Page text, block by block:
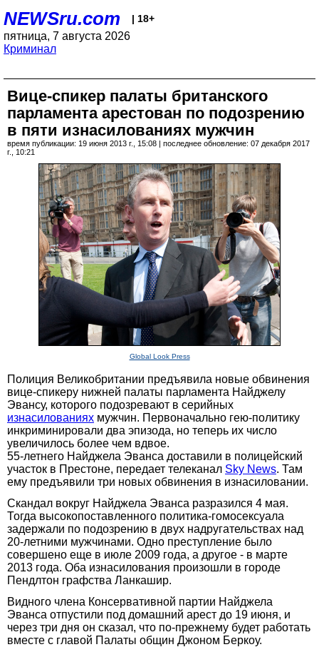
NEWSru.com | 18+
пятница, 7 августа 2026
Криминал
Вице-спикер палаты британского
парламента арестован по подозрению
в пяти изнасилованиях мужчин
время публикации: 19 июня 2013 г., 15:08 | последнее обновление: 07 декабря 2017
г., 10:21
Global Look Press
Полиция Великобритании предъявила новые обвинения
вице-спикеру нижней палаты парламента Найджелу
Эвансу, которого подозревают в серийных
изнасилованиях мужчин. Первоначально гею-политику
инкриминировали два эпизода, но теперь их число
увеличилось более чем вдвое.
55-летнего Найджела Эванса доставили в полицейский
участок в Престоне, передает телеканал Sky News. Там
ему предъявили три новых обвинения в изнасиловании.
Скандал вокруг Найджела Эванса разразился 4 мая.
Тогда высокопоставленного политика-гомосексуала
задержали по подозрению в двух надругательствах над
20-летними мужчинами. Одно преступление было
совершено еще в июле 2009 года, а другое - в марте
2013 года. Оба изнасилования произошли в городе
Пендлтон графства Ланкашир.
Видного члена Консервативной партии Найджела
Эванса отпустили под домашний арест до 19 июня, и
через три дня он сказал, что по-прежнему будет работать
вместе с главой Палаты общин Джоном Беркоу.